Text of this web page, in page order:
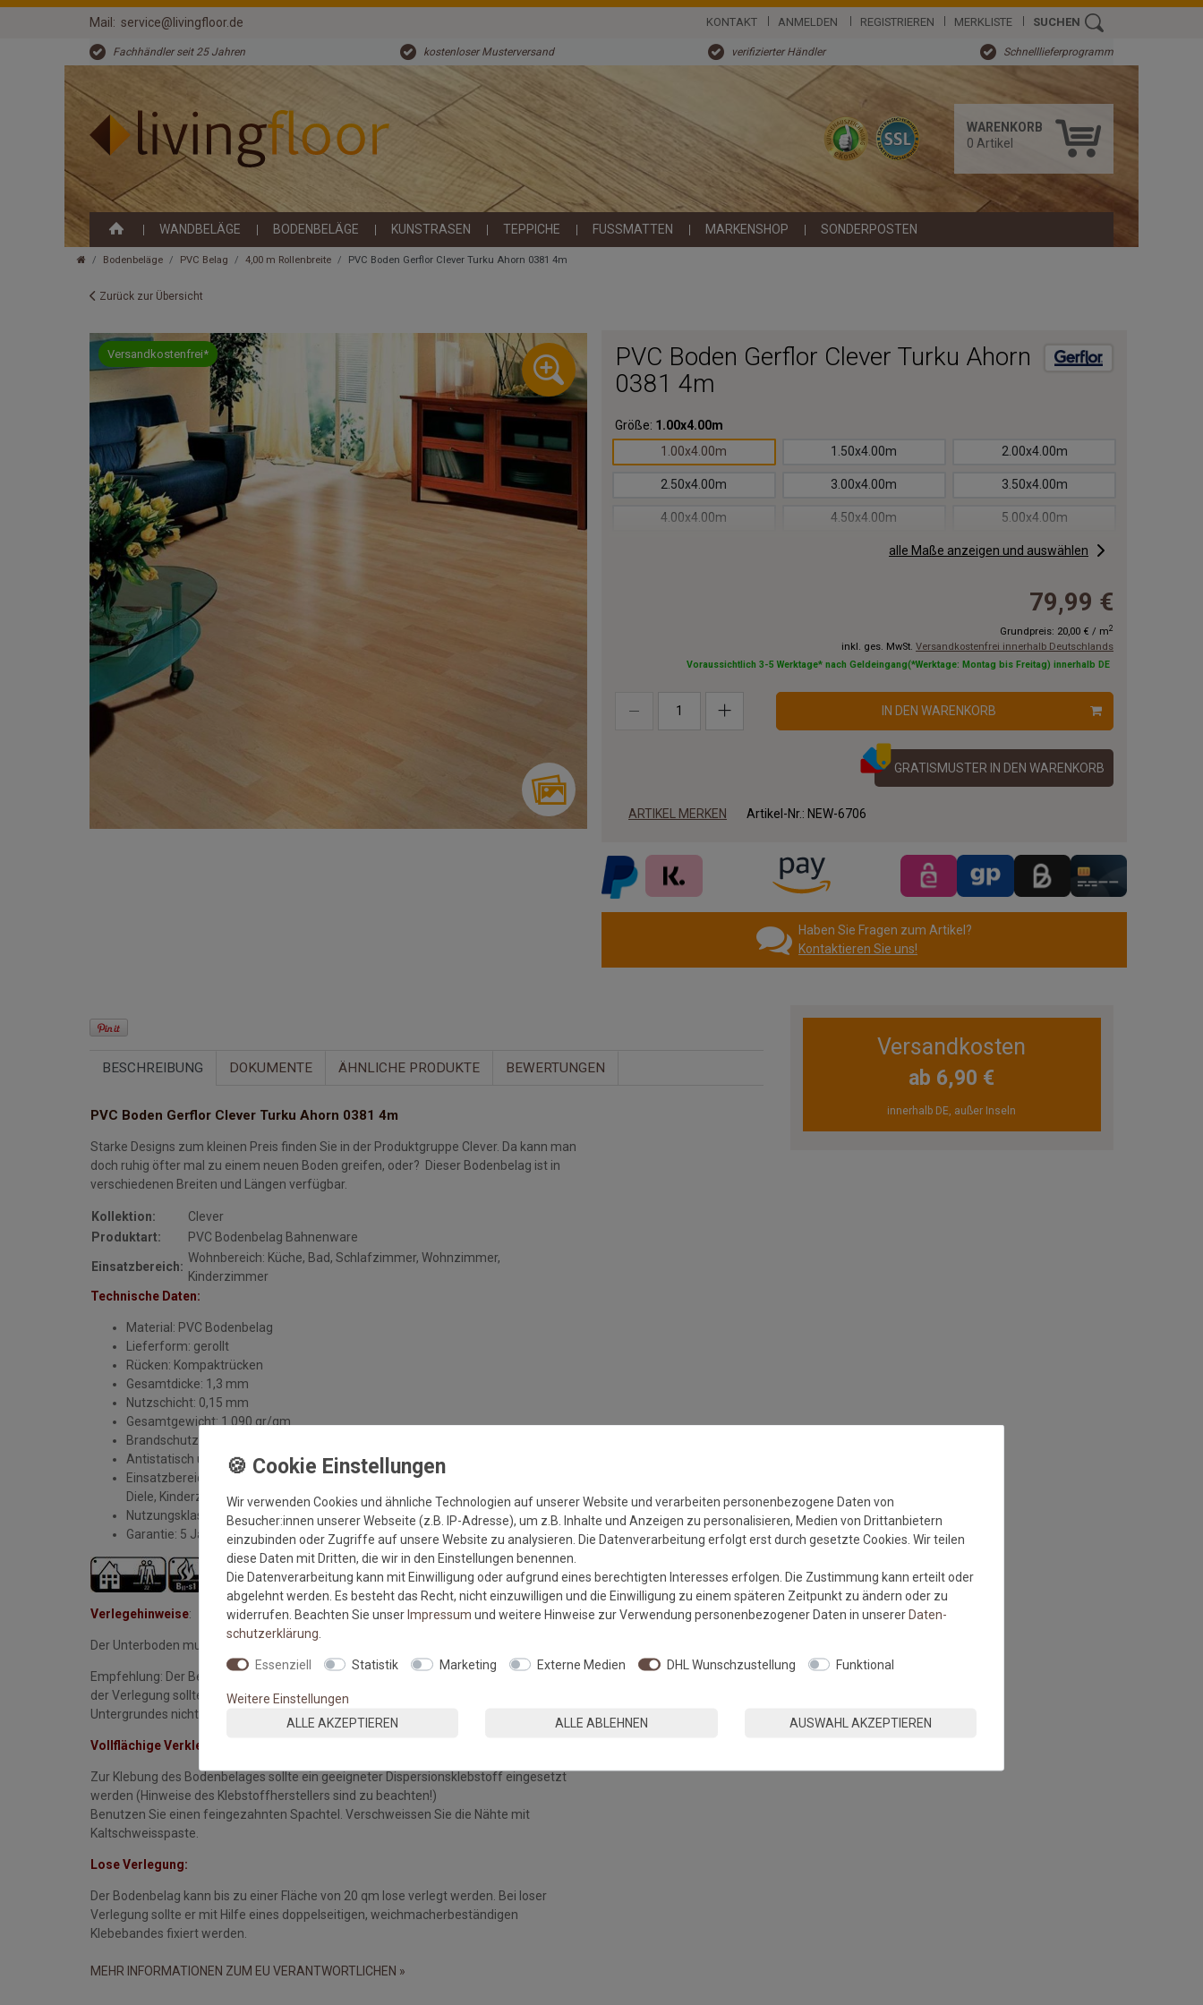
Mail: service@livingfloor.de KONTAKT ANMELDEN REGISTRIEREN MERKLISTE SUCHEN
Fachhändler seit 25 Jahren kostenloser Musterversand verifizierter Händler Schnelllieferprogramm
WARENKORB
0 Artikel
WANDBELÄGE BODENBELÄGE KUNSTRASEN TEPPICHE FUSSMATTEN MARKENSHOP SONDERPOSTEN
Bodenbeläge PVC Belag 4,00 m Rollenbreite PVC Boden Gerflor Clever Turku Ahorn 0381 4m
Zurück zur Übersicht
Versandkostenfrei*
PVC Boden Gerflor Clever Turku Ahorn
0381 4m
Größe: 1.00x4.00m
1.00x4.00m
1.50x4.00m 2.00x4.00m
2.50x4.00m 3.00x4.00m 3.50x4.00m
4.00x4.00m 4.50x4.00m 5.00x4.00m
6.00x4.00m 6.50x4.00m
9.50x4.00m
11.00x4.00m 12.00x4.00m
16.00x4.00m 17.00x4.00m
20.00x4.00m
alle Maße anzeigen und auswählen
79,99 €
Grundpreis: 20,00 € / m2
inkl. ges. MwSt. Versandkostenfrei innerhalb Deutschlands
Voraussichtlich 3-5 Werktage* nach Geldeingang(*Werktage: Montag bis Freitag) innerhalb DE
IN DEN WARENKORB
GRATISMUSTER IN DEN WARENKORB
ARTIKEL MERKEN Artikel-Nr.: NEW-6706
Haben Sie Fragen zum Artikel?
Kontaktieren Sie uns!
BESCHREIBUNG DOKUMENTE ÄHNLICHE PRODUKTE BEWERTUNGEN
PVC Boden Gerflor Clever Turku Ahorn 0381 4m
Starke Designs zum kleinen Preis finden Sie in der Produktgruppe Clever. Da kann man
doch ruhig öfter mal zu einem neuen Boden greifen, oder? Dieser Bodenbelag ist in
verschiedenen Breiten und Längen verfügbar.
Kollektion:
Clever
Produktart:
PVC Bodenbelag Bahnenware
Einsatzbereich:
Wohnbereich: Küche, Bad, Schlafzimmer, Wohnzimmer,
Kinderzimmer
Technische Daten:
Material: PVC Bodenbelag
Lieferform: gerollt
Rücken: Kompaktrücken
Gesamtdicke: 1,3 mm
Nutzschicht: 0,15 mm
Gesamtgewicht: 1.090 gr/qm
Brandschutzklasse: schwer entflammbar Bfl S1
Antistatisch und Fußbodenheizung geeignet
Einsatzbereiche: ausschließlich im Wohnbereich: Wohnzimmer, Esszimmer,
Diele, Kinderzimmer, Gästezimmer, Schlafzimmer, Küche
Nutzungsklasse: 22 (Wohnen leicht)
Garantie: 5 Jahre (fachmännische Verlegung vorausgesetzt)
Verlegehinweise:
Der Unterboden muss eben, glatt, fest, rissfrei, trocken und sauber sein.
Empfehlung: Der Belag sollte 24 Stunden vor der Verlegung ausgerollt werden. Zur Zeit
der Verlegung sollte die Raumtemperatur nicht unter 18°C betragen, die des
Untergrundes nicht unter 15°C.
Vollflächige Verklebung:
Zur Klebung des Bodenbelages sollte ein geeigneter Dispersionsklebstoff eingesetzt
werden (Hinweise des Klebstoffherstellers sind zu beachten!)
Benutzen Sie einen feingezahnten Spachtel. Verschweissen Sie die Nähte mit
Kaltschweisspaste.
Lose Verlegung:
Der Bodenbelag kann bis zu einer Fläche von 20 qm lose verlegt werden. Bei loser
Verlegung sollte er mit Hilfe eines doppelseitigen, weichmacherbeständigen
Klebebandes fixiert werden.
MEHR INFORMATIONEN ZUM EU VERANTWORTLICHEN »
Versandkosten
ab 6,90 €
innerhalb DE, außer Inseln
Wir verwenden Cookies und ähnliche Technologien auf unserer Website und verarbeiten personenbezogene Daten von
Besucher:innen unserer Webseite (z.B. IP-Adresse), um z.B. Inhalte und Anzeigen zu personalisieren, Medien von Drittanbietern
einzubinden oder Zugriffe auf unsere Website zu analysieren. Die Datenverarbeitung erfolgt erst durch gesetzte Cookies. Wir teilen
diese Daten mit Dritten, die wir in den Einstellungen benennen.
Die Datenverarbeitung kann mit Einwilligung oder aufgrund eines berechtigten Interesses erfolgen. Die Zustimmung kann erteilt oder
abgelehnt werden. Es besteht das Recht, nicht einzuwilligen und die Einwilligung zu einem späteren Zeitpunkt zu ändern oder zu
widerrufen. Beachten Sie unserImpressum und weitere Hinweise zur Verwendung personenbezogener Daten in unsererDaten­
schutz­erklärung
Essenziell Statistik Marketing Externe Medien DHL Wunschzustellung Funktional
Weitere Einstellungen
ALLE AKZEPTIEREN
ALLE ABLEHNEN AUSWAHL AKZEPTIEREN